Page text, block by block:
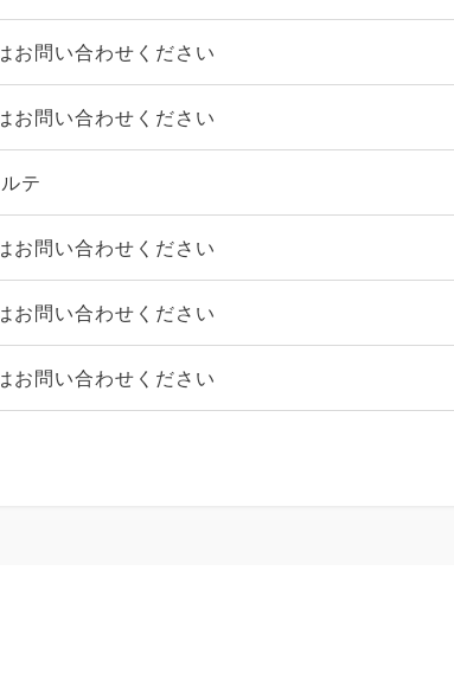
お問い合わせください
お問い合わせください
テ
お問い合わせください
お問い合わせください
お問い合わせください